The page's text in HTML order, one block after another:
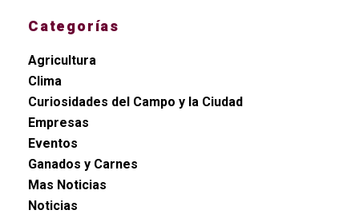
Categorías
Agricultura
Clima
Curiosidades del Campo y la Ciudad
Empresas
Eventos
Ganados y Carnes
Mas Noticias
Noticias